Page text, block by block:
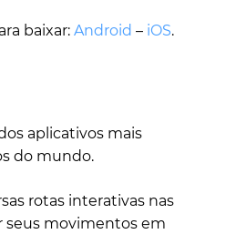
baixar: Android – iOS.
aplicativos mais
do mundo.
rotas interativas nas
seus movimentos em